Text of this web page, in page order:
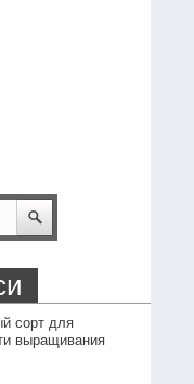
сорт для
выращивания